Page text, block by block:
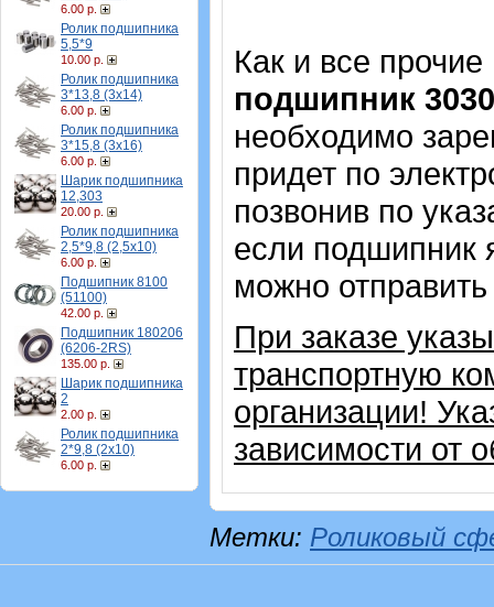
6.00 р.
Ролик подшипника
5,5*9
10.00 р.
Ролик подшипника
3*13,8 (3х14)
6.00 р.
Ролик подшипника
3*15,8 (3х16)
6.00 р.
Шарик подшипника
12,303
20.00 р.
Ролик подшипника
2,5*9,8 (2,5х10)
6.00 р.
Подшипник 8100
(51100)
42.00 р.
Подшипник 180206
(6206-2RS)
135.00 р.
Шарик подшипника
2
2.00 р.
Ролик подшипника
2*9,8 (2х10)
6.00 р.
Как и все
подшипник
необходимо
придет по
позвонив по
если подшипник
можно
При заказе
транспортную
организации!
зависимости от
Метки: Роликовый